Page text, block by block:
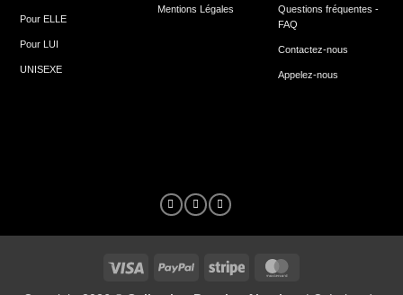
Pour ELLE
Pour LUI
UNISEXE
Mentions Légales
Questions fréquentes -
FAQ
Contactez-nous
Appelez-nous
Visa PayPal Stripe